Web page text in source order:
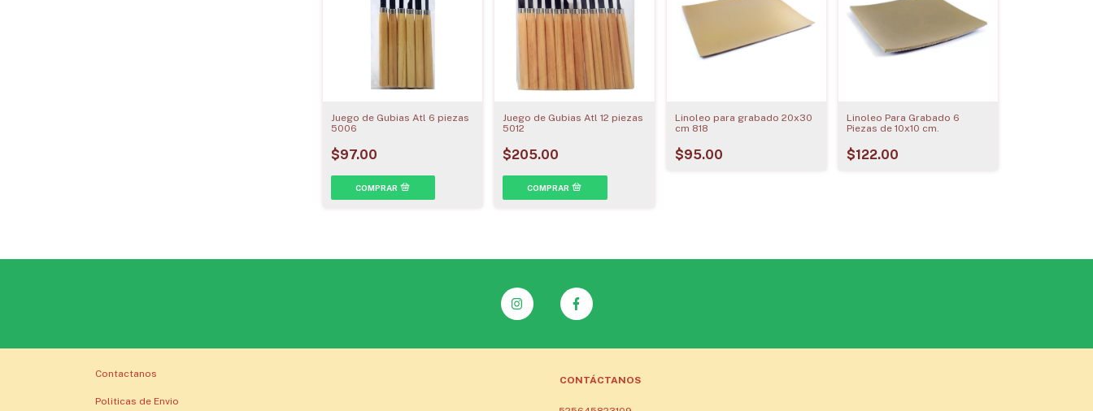
Juego de Gubias Atl 6 piezas
5006
$97.00
Juego de Gubias Atl 12 piezas
5012
$205.00
Linoleo para grabado 20x30
cm 818
$95.00
Linoleo Para Grabado 6
Piezas de 10x10 cm.
$122.00
Contactanos
Politicas de Envio
CONTÁCTANOS